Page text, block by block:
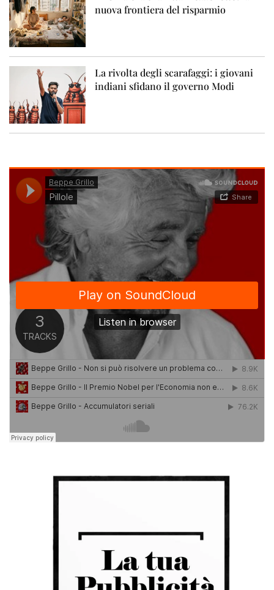
nuova frontiera del risparmio
La rivolta degli scarafaggi: i giovani
indiani sfidano il governo Modi